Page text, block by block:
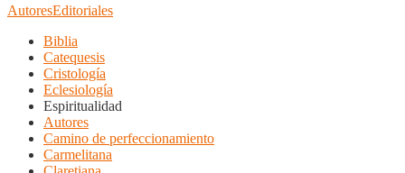
AutoresEditoriales
Biblia
Catequesis
Cristología
Eclesiología
Espiritualidad
Autores
Camino de perfeccionamiento
Carmelitana